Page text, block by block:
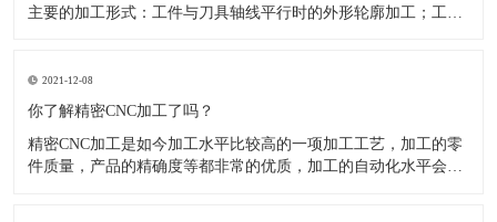
主要的加工形式：工件与刀具轴线平行时的外形轮廓加工；工件
2021-12-08
​你了解精密CNC加工了吗？
精密CNC加工是如今加工水平比较高的一项加工工艺，加工的零
件质量，产品的精确度等都非常的优质，加工的自动化水平会比